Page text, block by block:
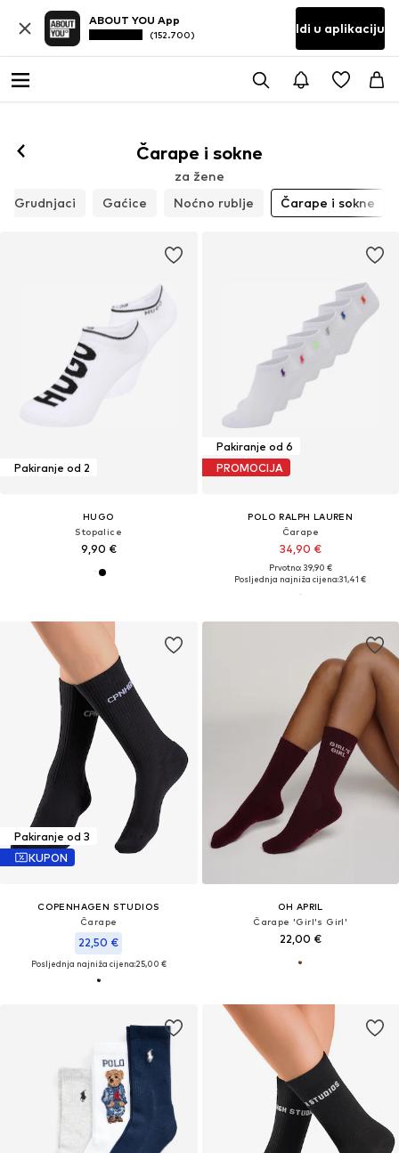
ABOUT YOU App
(152.700) Idi u aplikaciju
Čarape i sokne
za žene
Grudnjaci
Gaćice Noćno rublje Čarape i sokne
Pakiranje od 2
HUGO
Stopalice
9,90 €
Pakiranje od 6
PROMOCIJA
POLO RALPH LAUREN
Čarape
34,90 €
Prvotno: 39,90 €
Posljednja najniža cijena:31,41 €
Pakiranje od 3
KUPON
COPENHAGEN STUDIOS
Čarape
22,50 €
Posljednja najniža cijena:25,00 €
OH APRIL
Čarape 'Girl's Girl'
22,00 €